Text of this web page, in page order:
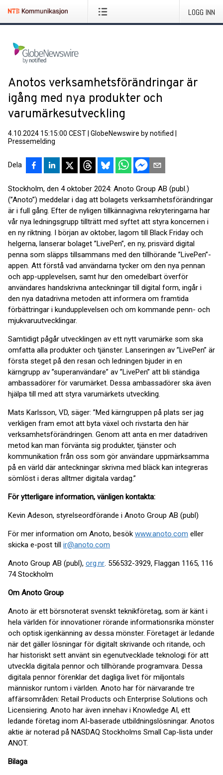
LOGG INN
Anotos verksamhetsförändringar är
igång med nya produkter och
varumärkesutveckling
4.10.2024 15:15:00 CEST GlobeNewswire by notified
Pressemelding
Dela
Stockholm, den 4 oktober 2024: Anoto Group AB (publ.)
(”Anoto”) meddelar i dag att bolagets verksamhetsförändringar
är i full gång. Efter de nyligen tillkännagivna rekryteringarna har
vår nya ledningsgrupp tillträtt med syftet att styra koncernen i
en ny riktning. I början av oktober, lagom till Black Friday och
helgerna, lanserar bolaget ”LivePen”, en ny, prisvärd digital
penna som släpps tillsammans med den tillhörande ”LivePen”-
appen. Att förstå vad användarna tycker om den nya pennan
och app-upplevelsen, samt hur den omedelbart överför
användares handskrivna anteckningar till digital form, ingår i
den nya datadrivna metoden att informera om framtida
förbättringar i kundupplevelsen och om kommande penn- och
mjukvaruutvecklingar.
Samtidigt pågår utvecklingen av ett nytt varumärke som ska
omfatta alla produkter och tjänster. Lanseringen av ”LivePen” är
första steget på den resan och ledningen bjuder in en
kärngrupp av ”superanvändare” av ”LivePen” att bli ständiga
ambassadörer för varumärket. Dessa ambassadörer ska även
hjälpa till med att styra varumärkets utveckling.
Mats Karlsson, VD, säger: ”Med kärngruppen på plats ser jag
verkligen fram emot att byta växel och rivstarta den här
verksamhetsförändringen. Genom att anta en mer datadriven
metod kan man förvänta sig produkter, tjänster och
kommunikation från oss som gör användare uppmärksamma
på en värld där anteckningar skrivna med bläck kan integreras
sömlöst i deras alltmer digitala vardag.”
För ytterligare information, vänligen kontakta:
Kevin Adeson, styrelseordförande i Anoto Group AB (publ)
För mer information om Anoto, besök www.anoto.com eller
skicka e-post till ir@anoto.com
Anoto Group AB (publ), org.nr. 556532-3929, Flaggan 1165, 116
74 Stockholm
Om Anoto Group
Anoto är ett börsnoterat svenskt teknikföretag, som är känt i
hela världen för innovationer rörande informationsrika mönster
och optisk igenkänning av dessa mönster. Företaget är ledande
när det gäller lösningar för digitalt skrivande och ritande, och
har historiskt sett använt sin egenutvecklade teknologi för att
utveckla digitala pennor och tillhörande programvara. Dessa
digitala pennor förenklar det dagliga livet för miljontals
människor runtom i världen. Anoto har för närvarande tre
affärsområden: Retail Products och Enterprise Solutions och
Licensiering. Anoto har även innehav i Knowledge AI, ett
ledande företag inom AI-baserade utbildningslösningar. Anotos
aktie är noterad på NASDAQ Stockholms Small Cap-lista under
ANOT.
Bilaga